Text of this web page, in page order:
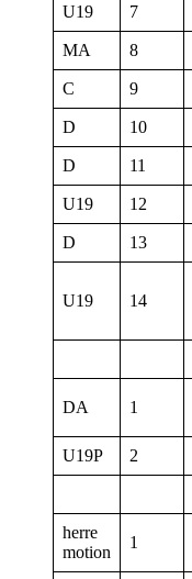
U19 7
MA 8
C 9
D 10
D 11
U19 12
D 13
U19 14
DA 1
U19P 2
herre
motion
1